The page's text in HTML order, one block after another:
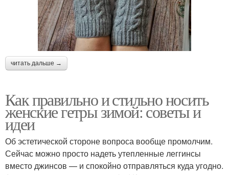
читать дальше →
Как правильно и стильно носить
женские гетры зимой: советы и
идеи
Об эстетической стороне вопроса вообще промолчим.
Сейчас можно просто надеть утепленные леггинсы
вместо джинсов — и спокойно отправляться куда угодно.